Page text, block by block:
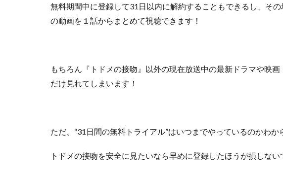
無料期間中に登録して31日以内に解約することもできるし、 そ
の動画を１話からまとめて視聴できます！
もちろん『トドメの接吻』以外の現在放送中の最新ドラマや映画
だけ見れてしまいます！
ただ、 “31日間の無料トライアル”はいつまでやっているのかわか
トドメの接吻を安全に見たいなら早めに登録したほうが損しない